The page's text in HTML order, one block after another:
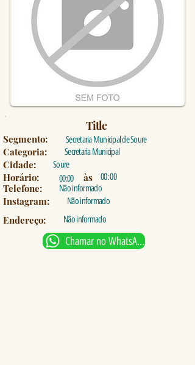
Title
Segmento: Secretaria Municipal de Soure
Categoria: Secretaria Municipal
Cidade: Soure
Horário: 00:00 às 00: 00
Telefone: Não informado
Instagram: Não informado
Endereço: Não informado
Chamar no WhatsApp